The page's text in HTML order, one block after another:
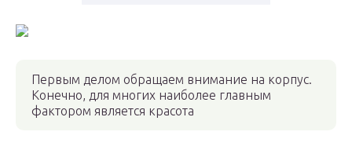
Первым делом обращаем внимание на корпус.
Конечно, для многих наиболее главным
фактором является красота